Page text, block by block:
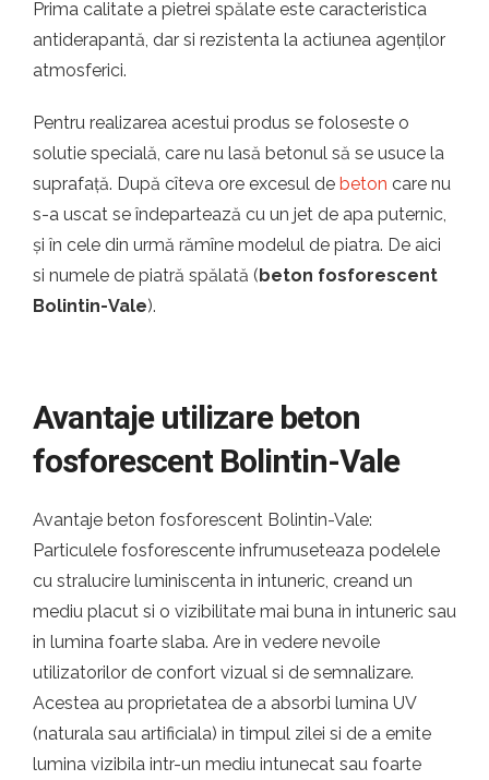
Prima calitate a pietrei spălate este caracteristica
antiderapantă, dar si rezistenta la actiunea agenților
atmosferici.
Pentru realizarea acestui produs se foloseste o
solutie specială, care nu lasă betonul să se usuce la
suprafață. După cîteva ore excesul de beton care nu
s-a uscat se îndepartează cu un jet de apa puternic,
și în cele din urmă rămîne modelul de piatra. De aici
si numele de piatră spălată (beton fosforescent
Bolintin-Vale).
Avantaje utilizare beton
fosforescent Bolintin-Vale
Avantaje beton fosforescent Bolintin-Vale:
Particulele fosforescente infrumuseteaza podelele
cu stralucire luminiscenta in intuneric, creand un
mediu placut si o vizibilitate mai buna in intuneric sau
in lumina foarte slaba. Are in vedere nevoile
utilizatorilor de confort vizual si de semnalizare.
Acestea au proprietatea de a absorbi lumina UV
(naturala sau artificiala) in timpul zilei si de a emite
lumina vizibila intr-un mediu intunecat sau foarte